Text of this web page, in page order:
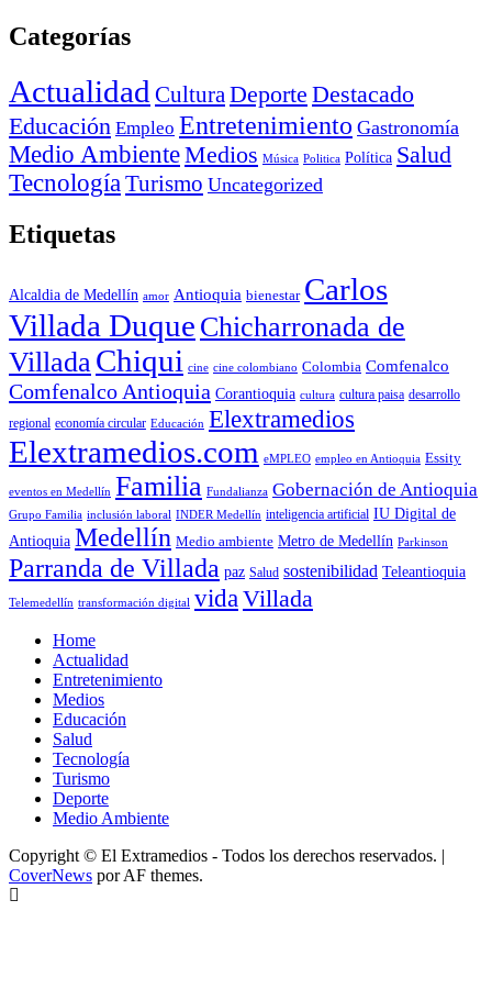
Categorías
Actualidad Cultura Deporte Destacado
Educación Empleo Entretenimiento Gastronomía
Medio AmbienteMedios Música Politica Política Salud
Tecnología Turismo Uncategorized
Etiquetas
Alcaldia de Medellín amor Antioquia bienestar Carlos
Villada Duque Chicharronada de
Villada Chiqui cine cine colombiano Colombia Comfenalco
Comfenalco Antioquia Corantioquia cultura cultura paisa desarrollo
regional economía circular Educación Elextramedios
Elextramedios.com eMPLEO empleo en Antioquia Essity
eventos en Medellín Familia Fundalianza Gobernación de Antioquia
Grupo Familia inclusión laboral INDER Medellín inteligencia artificial IU Digital de
Antioquia Medellín Medio ambiente Metro de Medellín Parkinson
Parranda de Villada paz Salud sostenibilidad Teleantioquia
Telemedellín transformación digital vida Villada
Home
Actualidad
Entretenimiento
Medios
Educación
Salud
Tecnología
Turismo
Deporte
Medio Ambiente
Copyright © El Extramedios - Todos los derechos reservados. |
CoverNews por AF themes.